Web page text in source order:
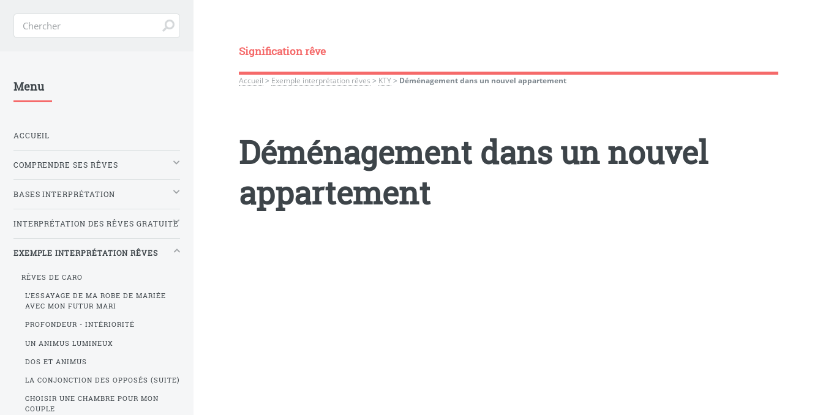
Signification rêve
Accueil > Exemple interprétation rêves > KTY> Déménagement dans un nouvel appartement
Déménagement dans un nouvel
appartement
Menu
ACCUEIL
COMPRENDRE SES RÊVES
BASES INTERPRÉTATION
INTERPRÉTATION DES RÊVES GRATUITE
EXEMPLE INTERPRÉTATION RÊVES
RÊVES DE CARO
L’ESSAYAGE DE MA ROBE DE MARIÉE
AVEC MON FUTUR MARI
PROFONDEUR - INTÉRIORITÉ
UN ANIMUS LUMINEUX
DOS ET ANIMUS
LA CONJONCTION DES OPPOSÉS (SUITE)
CHOISIR UNE CHAMBRE POUR MON
COUPLE